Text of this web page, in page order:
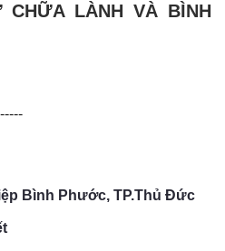
CHỮA LÀNH VÀ BÌNH
Bình Phước, TP.Thủ Đức